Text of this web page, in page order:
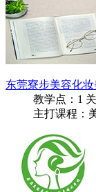
东莞寮步美容化
教学点： 1
主打课程：